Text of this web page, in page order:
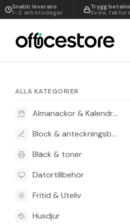
Snabb leverans
1–2 arbetsdagar
Trygg
Svea,
ALLA KATEGORIER
Almanackor & Kalendrar
Block & anteckningsböcker
Bläck & toner
Datortillbehör
Fritid & Uteliv
Husdjur